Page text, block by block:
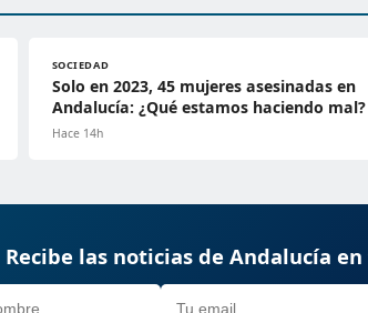
SOCIEDAD
Solo en 2023, 45 mujeres asesinadas en
Andalucía: ¿Qué estamos haciendo mal?
Hace 14h
Recibe las noticias de Andalucía